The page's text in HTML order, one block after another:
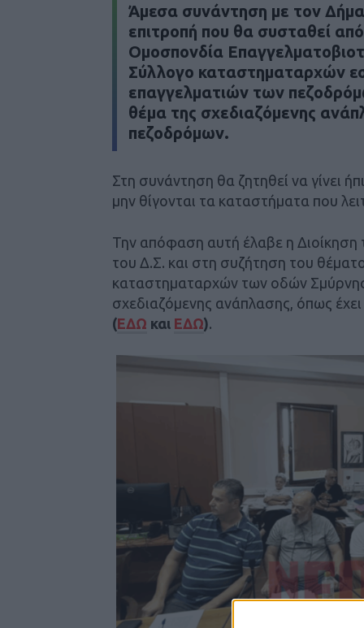
Άμεσα συνάντηση με τον
επιτροπή που θα συσταθεί
Ομοσπονδία
Σύλλογο καταστηματαρχών
επαγγελματιών των
θέμα της σχεδιαζόμενης
πεζοδρόμων.
Στη συνάντηση θα ζητηθεί να γίνει
μην θίγονται τα καταστήματα που
Την απόφαση αυτή έλαβε η Διοίκηση
του Δ.Σ. και στη συζήτηση του
καταστηματαρχών των οδών
σχεδιαζόμενης ανάπλασης, όπως
(ΕΔΩ και ΕΔΩ).